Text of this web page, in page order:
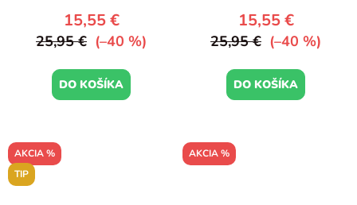
15,55 €
25,95 € (–40 %)
DO KOŠÍKA
15,55 €
25,95 € (–40 %)
DO KOŠÍKA
AKCIA %
TIP
AKCIA %